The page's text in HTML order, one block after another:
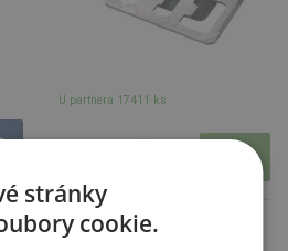
U partnera 17411 ks
24.99 Kč
stránky
cookie.